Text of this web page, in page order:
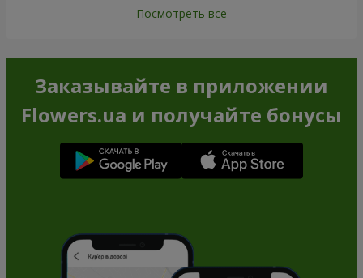
Посмотреть все
Заказывайте в приложении
Flowers.ua и получайте бонусы